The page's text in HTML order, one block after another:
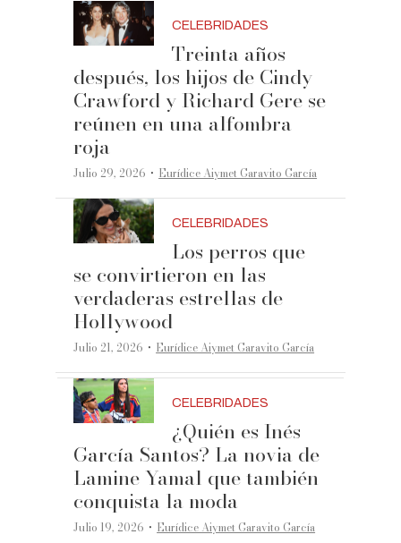
CELEBRIDADES
Treinta años
después, los hijos de Cindy
Crawford y Richard Gere se
reúnen en una alfombra
roja
Julio 29, 2026 ·Eurídice Aiymet Garavito García
CELEBRIDADES
Los perros que
se convirtieron en las
verdaderas estrellas de
Hollywood
Julio 21, 2026 ·Eurídice Aiymet Garavito García
CELEBRIDADES
¿Quién es Inés
García Santos? La novia de
Lamine Yamal que también
conquista la moda
Julio 19, 2026 ·Eurídice Aiymet Garavito García